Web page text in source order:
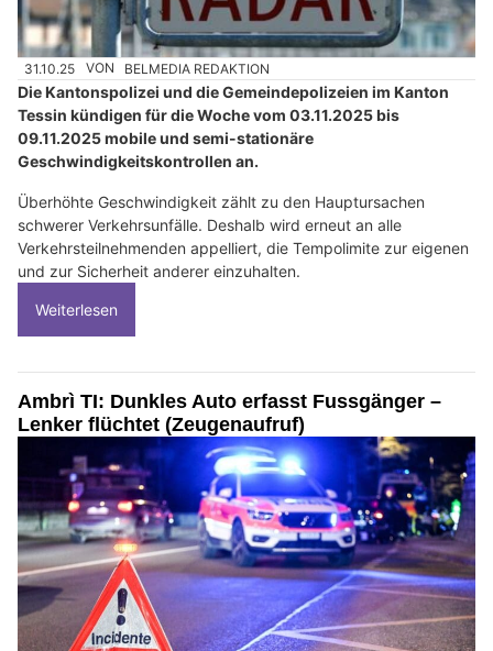
31.10.25 VON BELMEDIA REDAKTION
Die Kantonspolizei und die Gemeindepolizeien im Kanton
Tessin kündigen für die Woche vom 03.11.2025 bis
09.11.2025 mobile und semi-stationäre
Geschwindigkeitskontrollen an.
Überhöhte Geschwindigkeit zählt zu den Hauptursachen
schwerer Verkehrsunfälle. Deshalb wird erneut an alle
Verkehrsteilnehmenden appelliert, die Tempolimite zur eigenen
und zur Sicherheit anderer einzuhalten.
Weiterlesen
Ambrì TI: Dunkles Auto erfasst Fussgänger –
Lenker flüchtet (Zeugenaufruf)